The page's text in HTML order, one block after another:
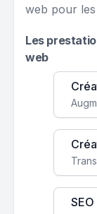
web pour
Les
web